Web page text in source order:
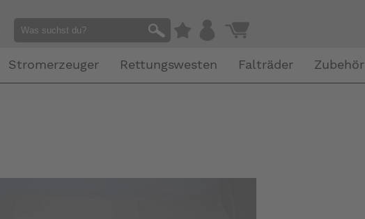
Stromerzeuger Rettungswesten Falträder Zubehör